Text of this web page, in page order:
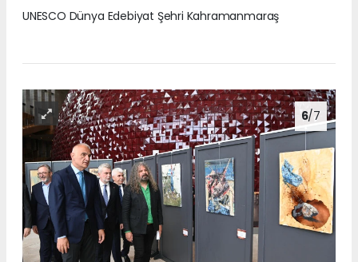
UNESCO Dünya Edebiyat Şehri Kahramanmaraş
6/7